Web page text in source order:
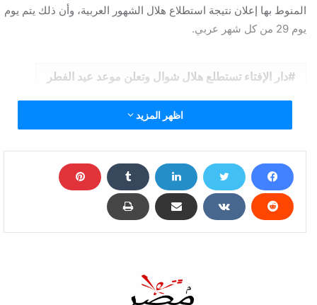
المنوط بها إعلان نتيجة استطلاع هلال الشهور العربية، وأن ذلك يتم يوم
يوم 29 من كل شهر عربي.
دار الإفتاء تستطلع هلال شوال وتعلن موعد عيد الفطر
اظهر المزيد